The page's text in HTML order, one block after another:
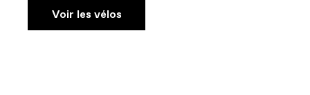
Voir les vélos